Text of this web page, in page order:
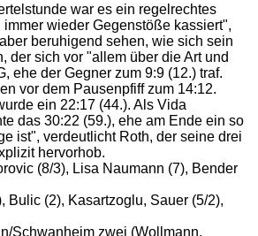
war es ein regelrechtes
wieder Gegenstöße kassiert",
beruhigend sehen, wie sich sein
der sich vor "allem über die Art und
ehe der Gegner zum 9:9 (12.) traf.
vor dem Pausenpfiff zum 14:12.
ein 22:17 (44.). Als Vida
das 30:22 (59.), ehe am Ende ein so
ist", verdeutlicht Roth, der seine drei
hervorhob.
(8/3), Lisa Naumann (7), Bender
Bulic (2), Kasartzoglu, Sauer (5/2),
Schwanheim zwei (Wollmann,